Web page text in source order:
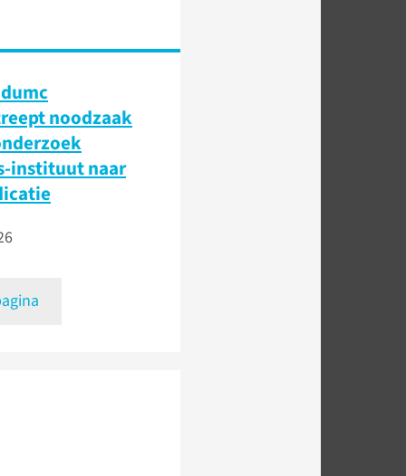
noodzaak
instituut naar